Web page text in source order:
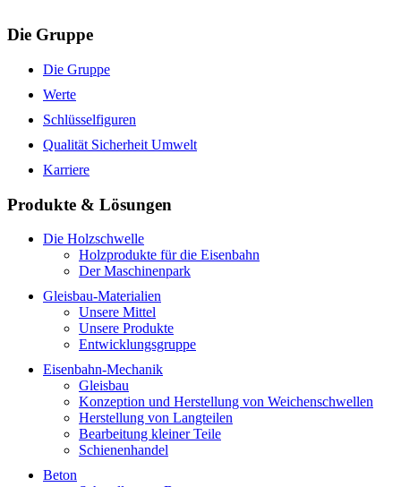
Die Gruppe
Die Gruppe
Werte
Schlüsselfiguren
Qualität Sicherheit Umwelt
Karriere
Produkte & Lösungen
Die Holzschwelle
Holzprodukte für die Eisenbahn
Der Maschinenpark
Gleisbau-Materialien
Unsere Mittel
Unsere Produkte
Entwicklungsgruppe
Eisenbahn-Mechanik
Gleisbau
Konzeption und Herstellung von Weichenschwellen
Herstellung von Langteilen
Bearbeitung kleiner Teile
Schienenhandel
Beton